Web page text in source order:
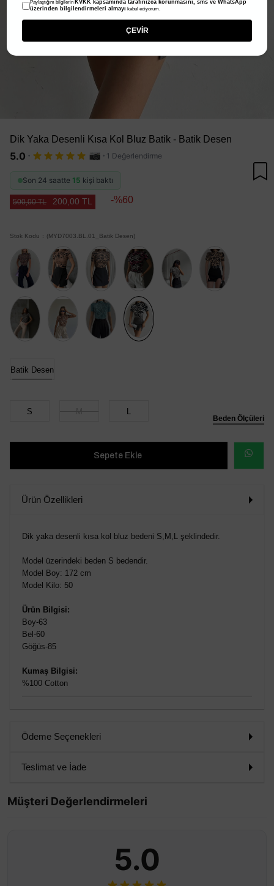
Dik Yaka Desenli Kısa Kol Bluz Batik - Batik Desen
5.0 · · 1 Değerlendirme
Son 24 saatte 15 kişi baktı
500,00 TL 200,00 TL 60
Stok Kodu (MYD7003.BL.01_Batik Desen)
Beden Ölçüleri
Batik Desen
S L
SİPARİŞ
Ürün Özellikleri
Dik yaka desenli kısa kol bluz bedeni S,M,L şeklindedir.
Model üzerindeki beden S bedendir.
Model Boy: 172 cm
Model Kilo: 50
Ürün Bilgisi:
Boy-63
Bel-60
Göğüs-85
Kumaş Bilgisi:
%100 Cotton
Ödeme Seçenekleri
Teslimat ve İade
Müşteri Değerlendirmeleri
5.0
Paylaştığım bilgilerin KVKK kapsamında tarafınızca korunmasını, sms ve WhatsApp
üzerinden bilgilendirmeleri almayı kabul ediyorum.
ÇEVİR